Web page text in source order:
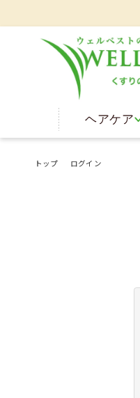
ヘアケア
トップ ログイン